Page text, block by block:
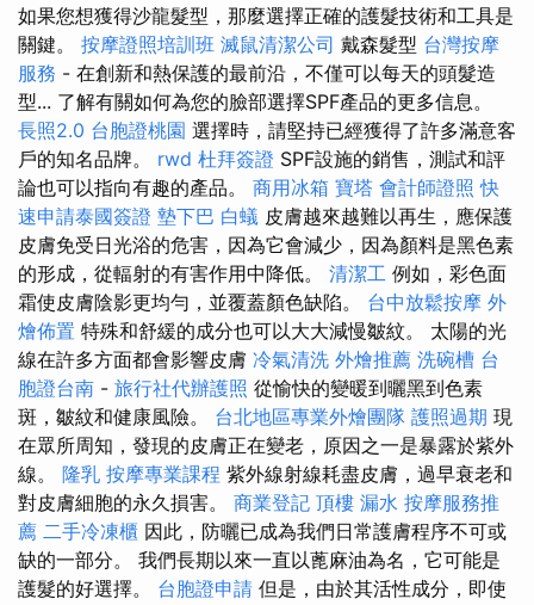
如果您想獲得沙龍髮型，那麼選擇正確的護髮技術和工具是
關鍵。 按摩證照培訓班 滅鼠清潔公司 戴森髮型 台灣按摩
服務 - 在創新和熱保護的最前沿，不僅可以每天的頭髮造
型... 了解有關如何為您的臉部選擇SPF產品的更多信息。
長照2.0 台胞證桃園 選擇時，請堅持已經獲得了許多滿意客
戶的知名品牌。 rwd 杜拜簽證 SPF設施的銷售，測試和評
論也可以指向有趣的產品。 商用冰箱 寶塔 會計師證照 快
速申請泰國簽證 墊下巴 白蟻 皮膚越來越難以再生，應保護
皮膚免受日光浴的危害，因為它會減少，因為顏料是黑色素
的形成，從輻射的有害作用中降低。 清潔工 例如，彩色面
霜使皮膚陰影更均勻，並覆蓋顏色缺陷。 台中放鬆按摩 外
燴佈置 特殊和舒緩的成分也可以大大減慢皺紋。 太陽的光
線在許多方面都會影響皮膚 冷氣清洗 外燴推薦 洗碗槽 台
胞證台南 - 旅行社代辦護照 從愉快的變暖到曬黑到色素
斑，皺紋和健康風險。 台北地區專業外燴團隊 護照過期 現
在眾所周知，發現的皮膚正在變老，原因之一是暴露於紫外
線。 隆乳 按摩專業課程 紫外線射線耗盡皮膚，過早衰老和
對皮膚細胞的永久損害。 商業登記 頂樓 漏水 按摩服務推
薦 二手冷凍櫃 因此，防曬已成為我們日常護膚程序不可或
缺的一部分。 我們長期以來一直以蓖麻油為名，它可能是
護髮的好選擇。 台胞證申請 但是，由於其活性成分，即使